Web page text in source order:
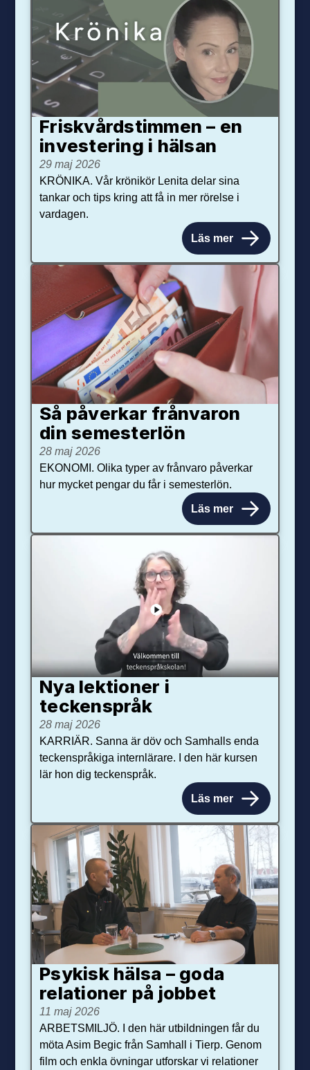
Friskvårdstimmen – en
investering i hälsan
29 maj 2026
KRÖNIKA. Vår krönikör Lenita delar sina
tankar och tips kring att få in mer rörelse i
vardagen.
Läs mer
Så påverkar från­varon
din semester­lön
28 maj 2026
EKONOMI. Olika typer av frånvaro påverkar
hur mycket pengar du får i semesterlön.
Läs mer
Nya lektioner i
teckenspråk
28 maj 2026
KARRIÄR. Sanna är döv och Samhalls enda
teckenspråkiga internlärare. I den här kursen
lär hon dig teckenspråk.
Läs mer
Psykisk hälsa – goda
relationer på jobbet
11 maj 2026
ARBETSMILJÖ. I den här utbildningen får du
möta Asim Begic från Samhall i Tierp. Genom
film och enkla övningar utforskar vi relationer